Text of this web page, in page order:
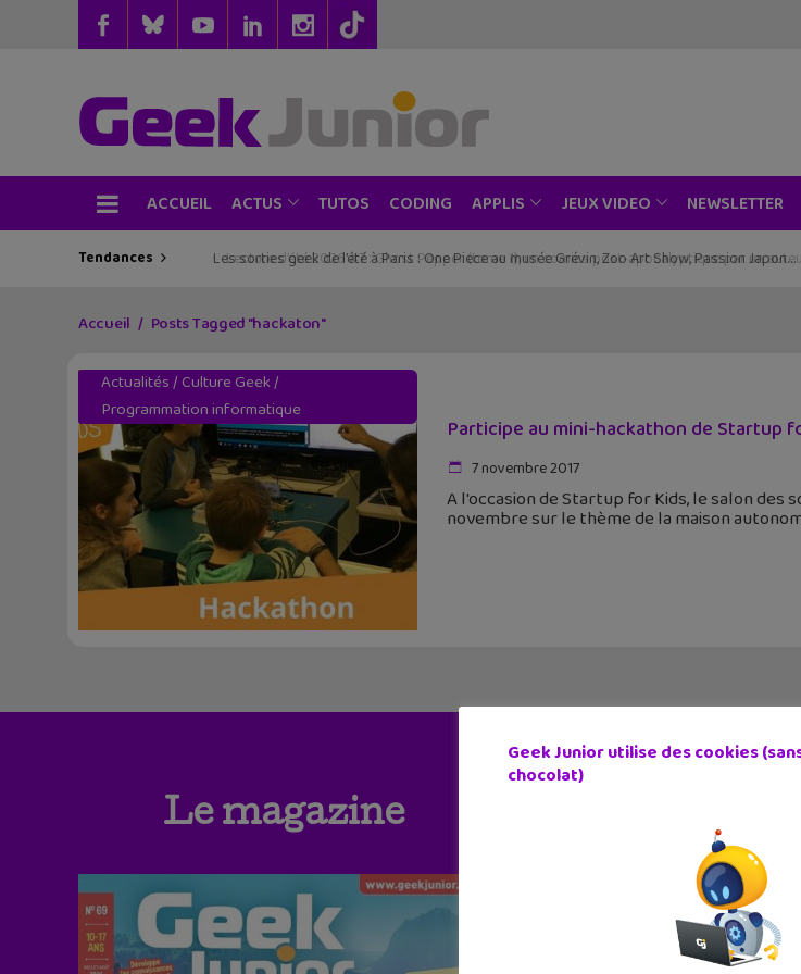
ACCUEIL ACTUS TUTOS CODING APPLIS JEUX VIDEO NEWSLETTER
Tendances Les sorties geek de l’été à Paris : One Piece au musée Grévin, Zoo Art Show, Passion Japon…
Accueil Posts Tagged "hackaton"
Actualités/ Culture Geek/
Programmation informatique
Participe au mini-hackathon de Startup
7 novembre 2017
A l'occasion de Startup for Kids, le salon des
novembre sur le thème de la maison
Le magazine
Geek Junior utilise des cookies
chocolat)